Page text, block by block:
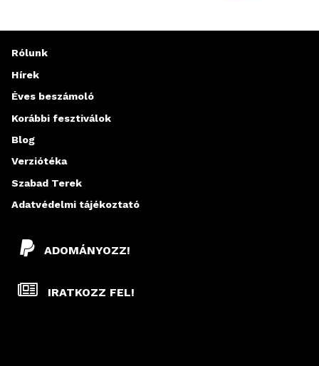
ADOMÁNYOZZ!
IRATKOZZ FEL!
Rólunk
Hírek
Éves beszámoló
Korábbi fesztiválok
Blog
Verziótéka
Szabad Terek
Adatvédelmi tájékoztató